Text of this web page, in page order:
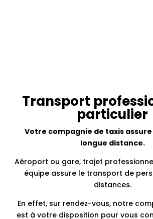
Transport
particulier
Votre compagnie de taxis
longue distance.
Aéroport ou gare, trajet
équipe assure le transport de
distances.
En effet, sur rendez-vous, notre
est à votre disposition pour vous